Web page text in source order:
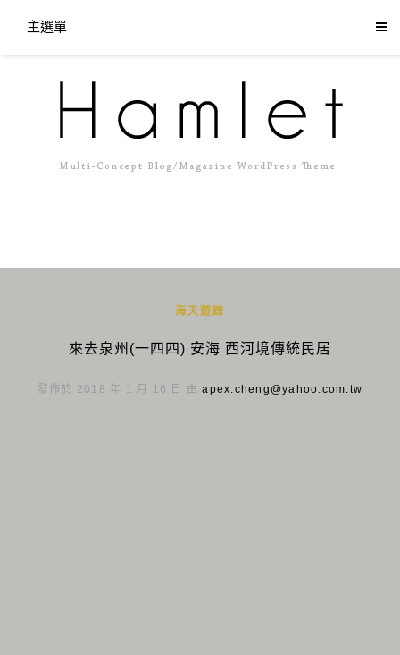
主選單
海天遊踪
來去泉州(一四四) 安海 西河境傳統民居
發佈於 2018 年 1 月 16 日 由apex.cheng@yahoo.com.tw